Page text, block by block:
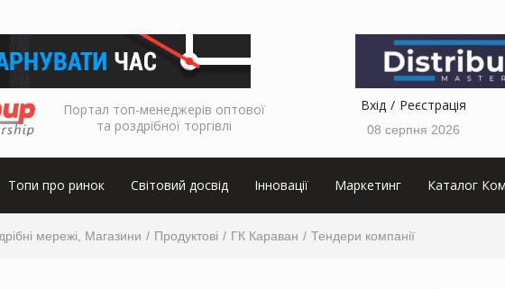
Портал топ-менеджерів оптової
та роздрібної торгівлі
Вхід Реєстрація
08 серпня 2026
Топи про ринок Світовий досвід Інновації Маркетинг Каталог
мережі, Магазини Продуктові ГК Караван Тендери компанії